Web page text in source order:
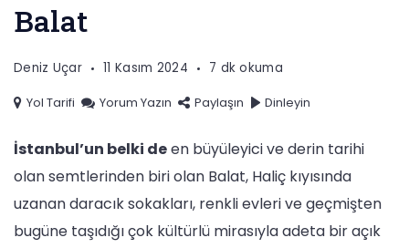
Balat
Deniz Uçar 11 Kasım 2024
7 dk okuma
Yol Tarifi
Yorum Yazın Paylaşın Dinleyin
İstanbul’un belki deen büyüleyici ve derin tarihi
olan semtlerinden biri olan Balat, Haliç kıyısında
uzanan daracık sokakları, renkli evleri ve geçmişten
bugüne taşıdığı çok kültürlü mirasıyla adeta bir açık